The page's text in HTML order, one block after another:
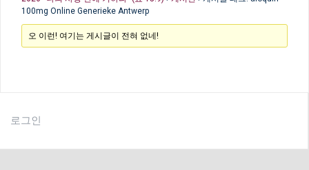
100mg Online Generieke Antwerp
오 이런! 여기는 게시글이 전혀 없네!
로그인